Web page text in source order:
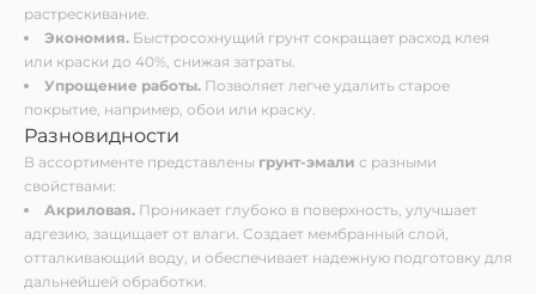
растрескивание.
Экономия. Быстросохнущий грунт сокращает расход клея
или краски до 40%, снижая затраты.
Упрощение работы. Позволяет легче удалить старое
покрытие, например, обои или краску.
Разновидности
В ассортименте представлены грунт-эмали с разными
свойствами:
Акриловая. Проникает глубоко в поверхность, улучшает
адгезию, защищает от влаги. Создает мембранный слой,
отталкивающий воду, и обеспечивает надежную подготовку для
дальнейшей обработки.